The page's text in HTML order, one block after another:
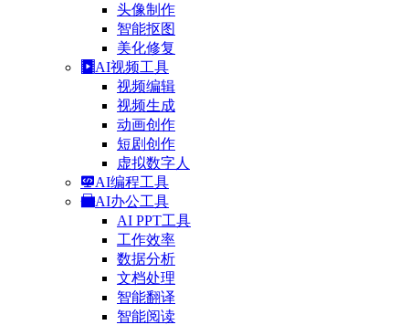
头像制作
智能抠图
美化修复
AI视频工具
视频编辑
视频生成
动画创作
短剧创作
虚拟数字人
AI编程工具
AI办公工具
AI PPT工具
工作效率
数据分析
文档处理
智能翻译
智能阅读